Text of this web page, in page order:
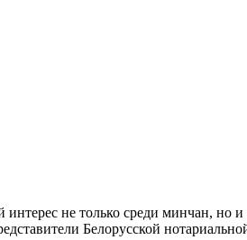
не только среди минчан, но
Белорусской